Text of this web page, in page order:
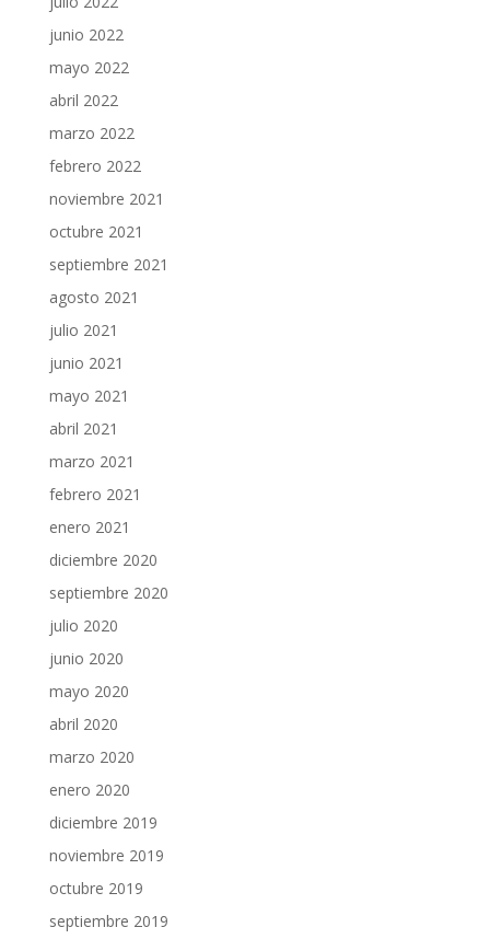
junio 2022
mayo 2022
abril 2022
marzo 2022
febrero 2022
noviembre 2021
octubre 2021
septiembre 2021
agosto 2021
julio 2021
junio 2021
mayo 2021
abril 2021
marzo 2021
febrero 2021
enero 2021
diciembre 2020
septiembre 2020
julio 2020
junio 2020
mayo 2020
abril 2020
marzo 2020
enero 2020
diciembre 2019
noviembre 2019
octubre 2019
septiembre 2019